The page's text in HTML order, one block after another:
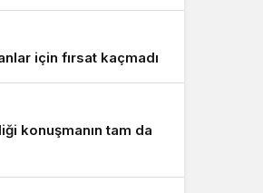
için fırsat kaçmadı
konuşmanın tam da